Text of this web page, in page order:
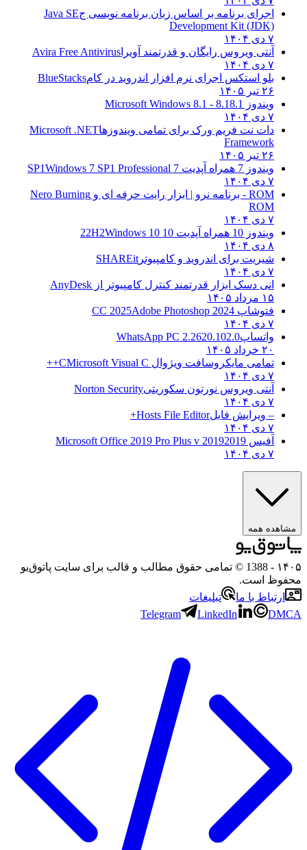
اجرای برنامه بر اساس زبان برنامه نویسی جJava SE
Development Kit (JDK)
۷ دی ۱۴۰۴
آنتی ویروس رایگان و قدرتمند آویرا Avira Free Antivirus
۷ دی ۱۴۰۴
بلو استکس اجرای نرم افزار اندروید در کامBlueStacks
۲۶ تیر ۱۴۰۵
ویندوز 8.1
8.1 - Microsoft Windows 8.1
۷ دی ۱۴۰۴
دات نت فریم ورک برای تمامی ویندوزهاMicrosoft .NET
Framework
۲۶ تیر ۱۴۰۵
ویندوز 7 همراه آپدیت 7 SP1
Windows 7 SP1 Professional
۷ دی ۱۴۰۴
ROM - برنامه نرو | ابزار رایت حرفه ای و
Nero Burning
ROM
۷ دی ۱۴۰۴
ویندوز 10 همراه آپدیت 10 22H2
Windows 10
۸ دی ۱۴۰۴
شیریت برای اندروید و کامپیوتر SHAREit
۷ دی ۱۴۰۴
انی دسک ابزار قدرتمند کنترل کامپیوتر از AnyDesk
۱۵ مرداد ۱۴۰۵
فتوشاپ CC 2025 Adobe Photoshop 2024
۷ دی ۱۴۰۴
واتساپWhatsApp PC 2.2620.102.0
۲۰ خرداد ۱۴۰۵
تمامی مایکروسافت ویژوال C Microsoft Visual C++
۷ دی ۱۴۰۴
آنتی ویروس نورتون سکوریتیNorton Security
۷ دی ۱۴۰۴
– ویرایش فایلHosts File Editor+
۷ دی ۱۴۰۴
آفیس 2019 2019 Microsoft Office 2019 Pro Plus v
۷ دی ۱۴۰۴
مشاهده همه
۱۴۰۵
- 1388 © تمامی حقوق مطالب و قالب برای سایت پاتوق‌یو
محفوظ است.
ارتباط با ما
تبلیغات
Telegram
LinkedIn DMCA